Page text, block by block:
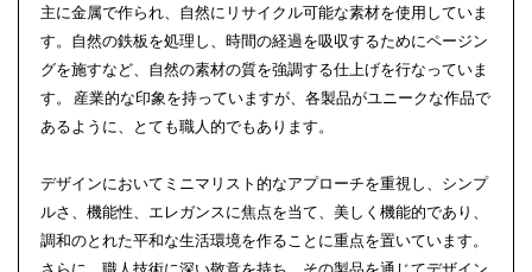
主に金属で作られ、自然にリサイクル可能な素材を使用していま
す。自然の鉄板を処理し、時間の経過を吸収するためにページン
グを施すなど、自然の素材の質を強調する仕上げを行なっていま
す。 産業的な印象を持っていますが、各製品がユニークな作品で
あるように、とても職人的でもあります。
デザインにおいてミニマリスト的なアプローチを重視し、シンプ
ルさ、機能性、エレガンスに焦点を当て、美しく機能的であり、
調和のとれた平和な生活環境を作ることに重点を置いています。